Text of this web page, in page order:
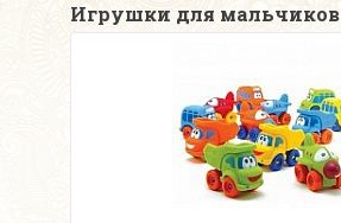
Игрушки для мальчиков